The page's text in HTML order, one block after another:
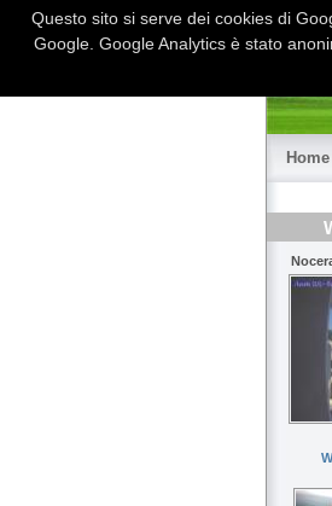
Home
Questo sito si serve dei cookies di
Google. Google Analytics è stato